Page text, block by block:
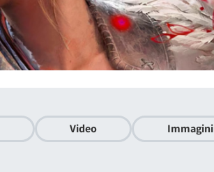
Video Immagini